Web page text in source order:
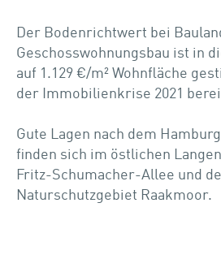
Der Bodenrichtwert bei
Geschosswohnungsbau ist in
auf 1.129 €/m² Wohnfläche
der Immobilienkrise 2021
Gute Lagen nach dem
finden sich im östlichen
Fritz-Schumacher-Allee und
Naturschutzgebiet Raakmoor.